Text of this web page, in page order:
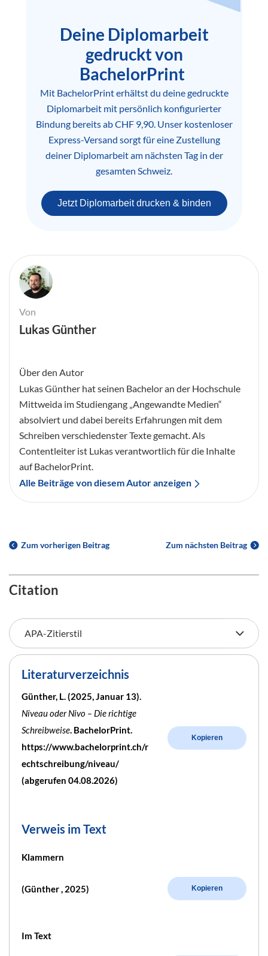
Deine Diplomarbeit
gedruckt von
BachelorPrint
Mit BachelorPrint erhältst du deine gedruckte
Diplomarbeit mit persönlich konfigurierter
Bindung bereits ab CHF 9,90. Unser kostenloser
Express-Versand sorgt für eine Zustellung
deiner Diplomarbeit am nächsten Tag in der
gesamten Schweiz.
Jetzt Diplomarbeit drucken & binden
Von
Lukas Günther
Über den Autor
Lukas Günther hat seinen Bachelor an der Hochschule
Mittweida im Studiengang „Angewandte Medien“
absolviert und dabei bereits Erfahrungen mit dem
Schreiben verschiedenster Texte gemacht. Als
Contentleiter ist Lukas verantwortlich für die Inhalte
auf BachelorPrint.
Alle Beiträge von diesem Autor anzeigen
Zum vorherigen Beitrag Zum nächsten Beitrag
Citation
Literaturverzeichnis
Günther, L. (2025, Januar 13).
Niveau oder Nivo – Die richtige
Schreibweise. BachelorPrint.
https://www.bachelorprint.ch/r
echtschreibung/niveau/
(abgerufen 04.08.2026)
Kopieren
Verweis im Text
Klammern
(Günther , 2025) Kopieren
Im Text